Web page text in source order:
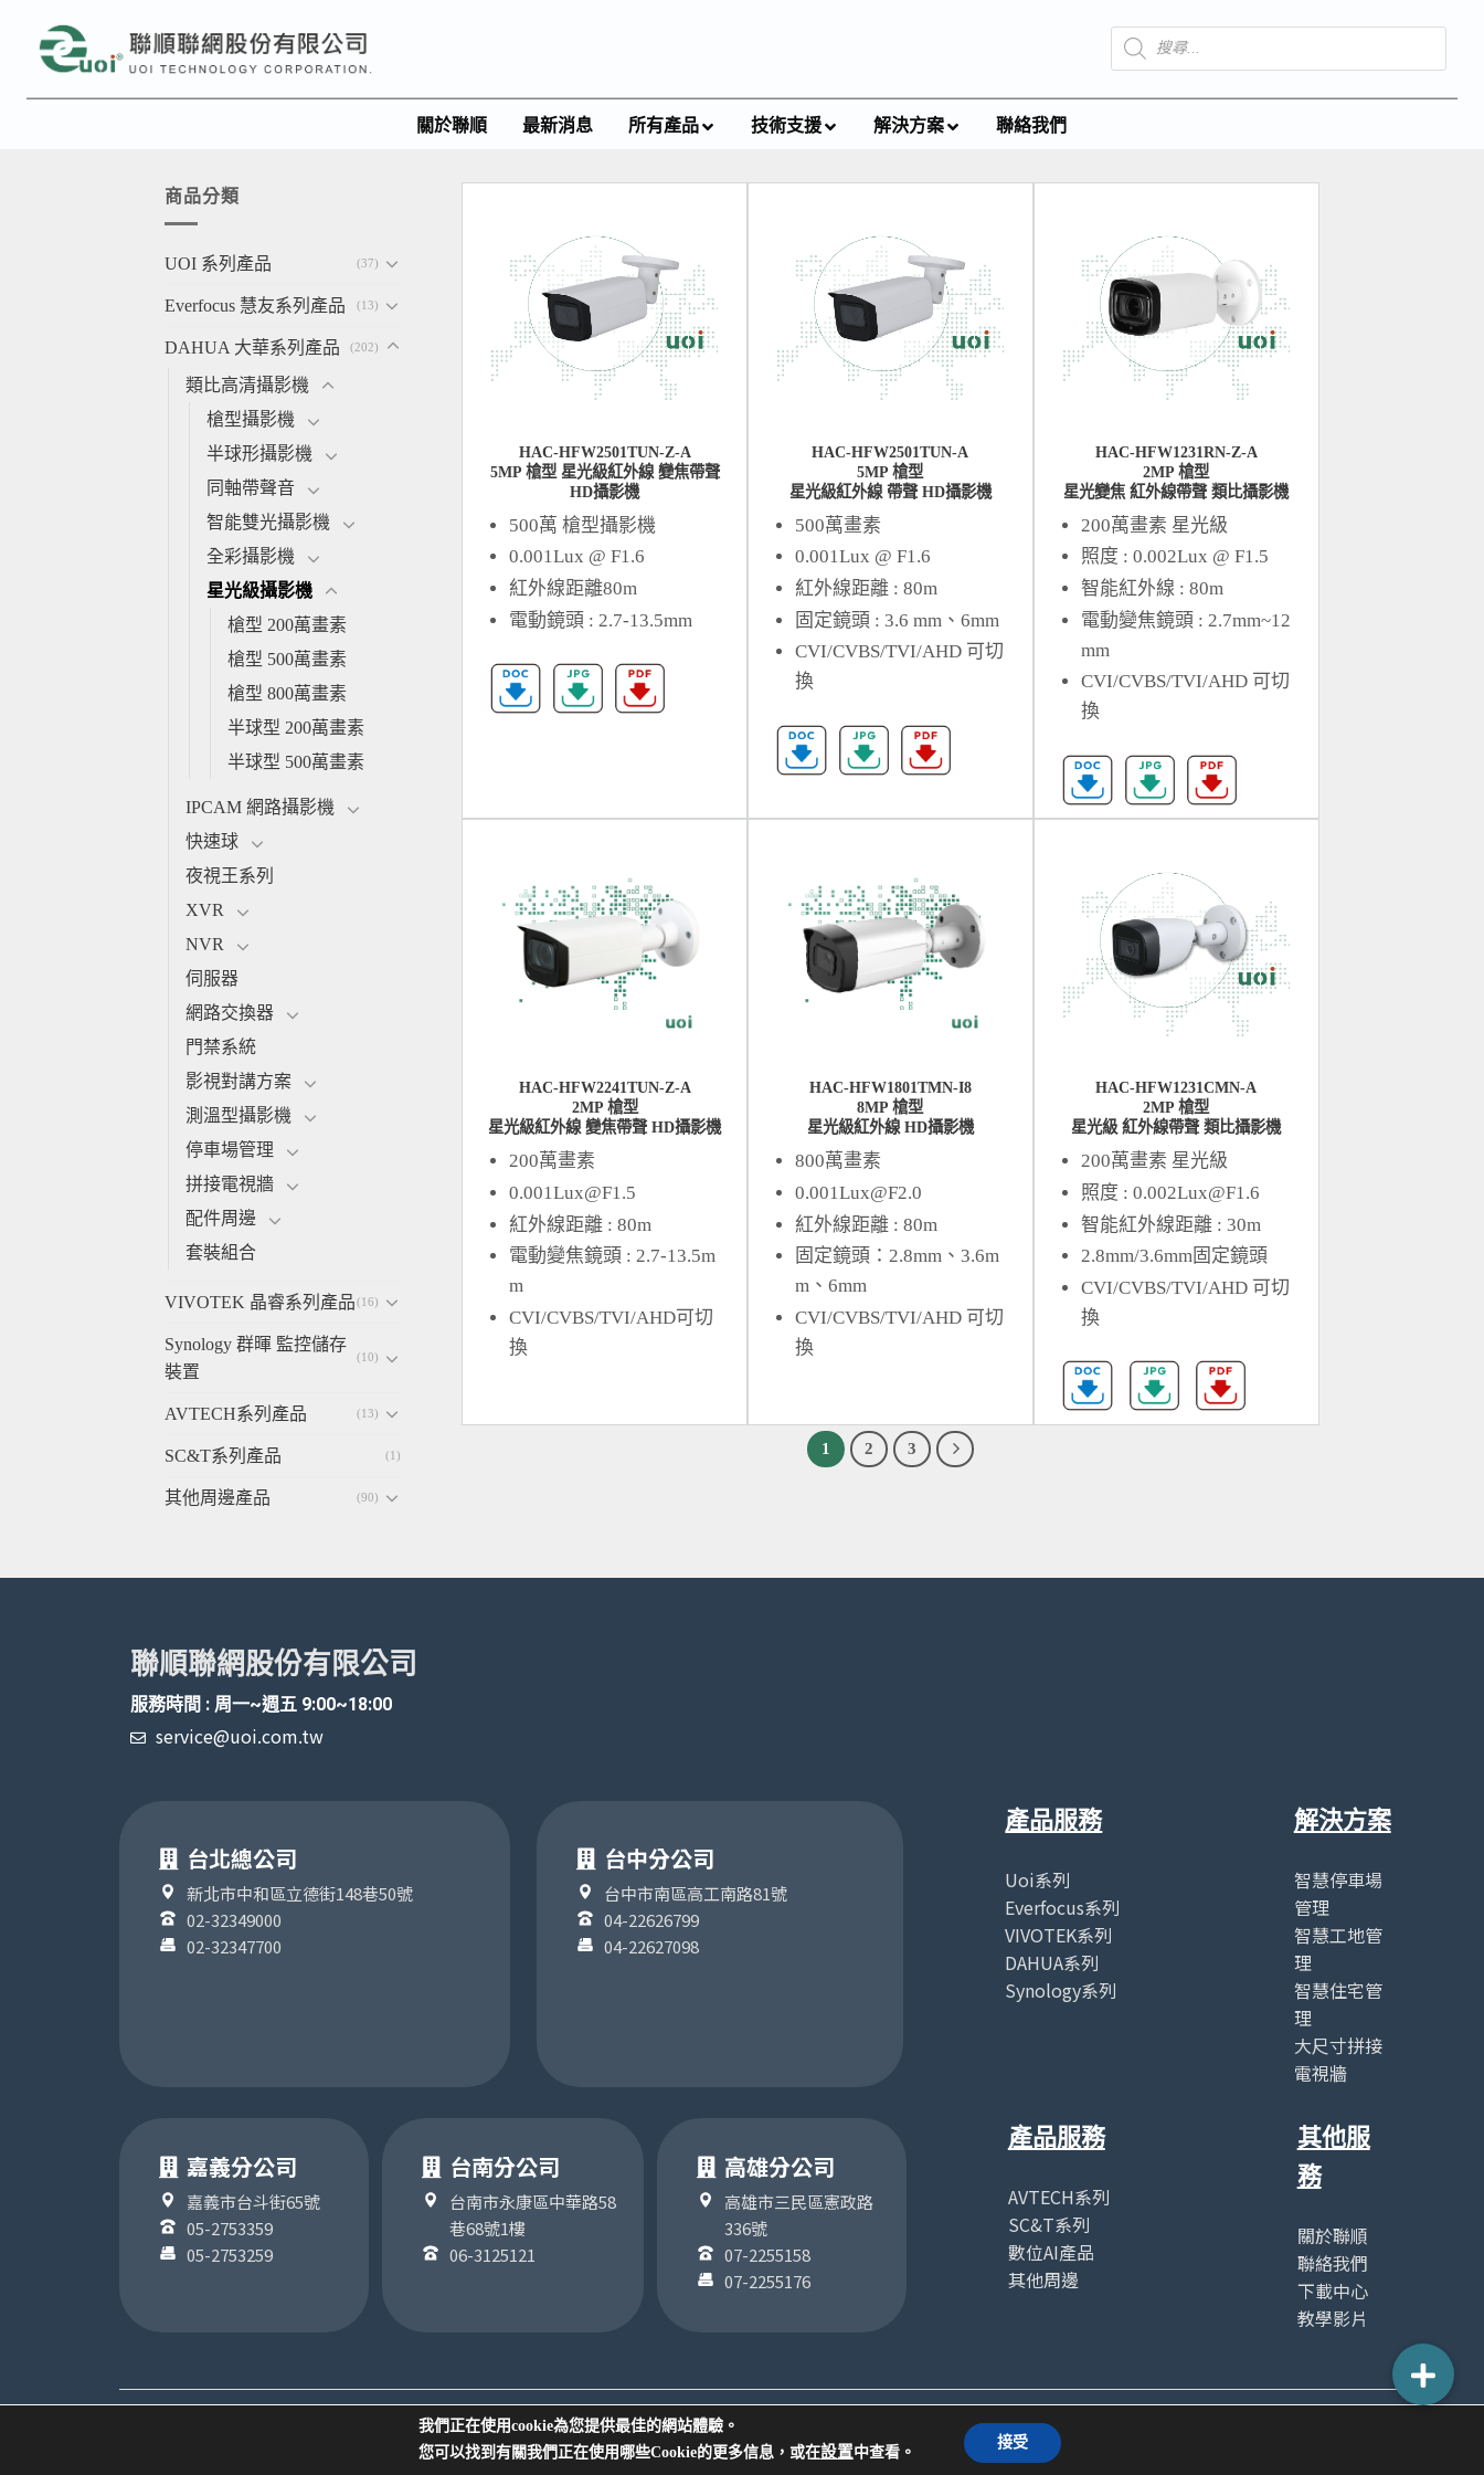
關於聯順 最新消息 所有產品 技術支援 解決方案 聯絡我們
商品分類
UOI 系列產品 (37)
Everfocus 慧友系列產品 (13)
DAHUA 大華系列產品 (202)
類比高清攝影機
槍型攝影機
半球形攝影機
同軸帶聲音
智能雙光攝影機
全彩攝影機
星光級攝影機
槍型 200萬畫素
槍型 500萬畫素
槍型 800萬畫素
半球型 200萬畫素
半球型 500萬畫素
IPCAM 網路攝影機
快速球
夜視王系列
XVR
NVR
伺服器
網路交換器
門禁系統
影視對講方案
測溫型攝影機
停車場管理
拼接電視牆
配件周邊
套裝組合
VIVOTEK 晶睿系列產品(16)
Synology 群暉 監控儲存
裝置
(10)
AVTECH系列產品 (13)
SC&T系列產品 (1)
其他周邊產品 (90)
HAC-HFW2501TUN-Z-A
5MP 槍型 星光級紅外線 變焦帶聲
HD攝影機
500萬 槍型攝影機
0.001Lux @ F1.6
紅外線距離80m
電動鏡頭 : 2.7-13.5mm
HAC-HFW2501TUN-A
5MP 槍型
星光級紅外線 帶聲 HD攝影機
500萬畫素
0.001Lux @ F1.6
紅外線距離 : 80m
固定鏡頭 : 3.6 mm、6mm
CVI/CVBS/TVI/AHD 可切
換
HAC-HFW1231RN-Z-A
2MP 槍型
星光變焦 紅外線帶聲 類比攝影機
200萬畫素 星光級
照度 : 0.002Lux @ F1.5
智能紅外線 : 80m
電動變焦鏡頭 : 2.7mm~12
mm
CVI/CVBS/TVI/AHD 可切
換
HAC-HFW2241TUN-Z-A
2MP 槍型
星光級紅外線 變焦帶聲 HD攝影機
200萬畫素
0.001Lux@F1.5
紅外線距離 : 80m
電動變焦鏡頭 : 2.7-13.5m
m
CVI/CVBS/TVI/AHD可切
換
HAC-HFW1801TMN-I8
8MP 槍型
星光級紅外線 HD攝影機
800萬畫素
0.001Lux@F2.0
紅外線距離 : 80m
固定鏡頭：2.8mm、3.6m
m、6mm
CVI/CVBS/TVI/AHD 可切
換
HAC-HFW1231CMN-A
2MP 槍型
星光級 紅外線帶聲 類比攝影機
200萬畫素 星光級
照度 : 0.002Lux@F1.6
智能紅外線距離 : 30m
2.8mm/3.6mm固定鏡頭
CVI/CVBS/TVI/AHD 可切
換
1 2 3
聯順聯網股份有限公司
服務時間 : 周一~週五 9:00~18:00
service@uoi.com.tw
台北總公司
新北市中和區立德街148巷50號
02-32349000
02-32347700
台中分公司
台中市南區高工南路81號
04-22626799
04-22627098
產品服務
Uoi系列
Everfocus系列
VIVOTEK系列
DAHUA系列
Synology系列
解決方案
智慧停車場
管理
智慧工地管
理
智慧住宅管
理
大尺寸拼接
電視牆
嘉義分公司
嘉義市台斗街65號
05-2753359
05-2753259
台南分公司
台南市永康區中華路58
巷68號1樓
06-3125121
高雄分公司
高雄市三民區憲政路
336號
07-2255158
07-2255176
產品服務
AVTECH系列
SC&T系列
數位AI產品
其他周邊
其他服
務
關於聯順
聯絡我們
下載中心
教學影片
COPYRIGHT ©2024版權為 聯順聯網股份有限公司所有我們正在使用cookie為您提供最佳的網站體驗。
您可以找到有關我們正在使用哪些Cookie的更多信息，或在設置中查看。
接受